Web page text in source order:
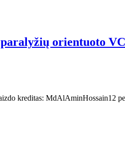
orientuoto VC
kreditas: MdAlAminHossain12